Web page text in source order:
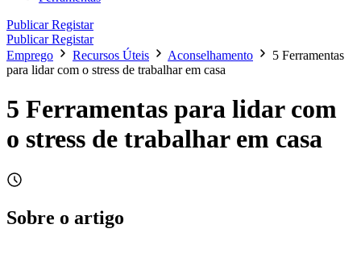
PublicarRegistar
PublicarRegistar
Emprego
Recursos Úteis Aconselhamento
5 Ferramentas
para lidar com o stress de trabalhar em casa
5 Ferramentas para lidar com
o stress de trabalhar em casa
Sobre o artigo